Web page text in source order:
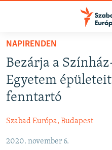
Akadálymentes
Ugrás
fő
oldalra
Ugrás
tartalomjegyzékre
AKTUÁLIS
PODCASTOK
ELEMZŐ
NER15
NAPIRENDEN
Bezárja a
Egyetem
fenntartó
Szabad Európa, Budapest
2020. november 6.
Spotify